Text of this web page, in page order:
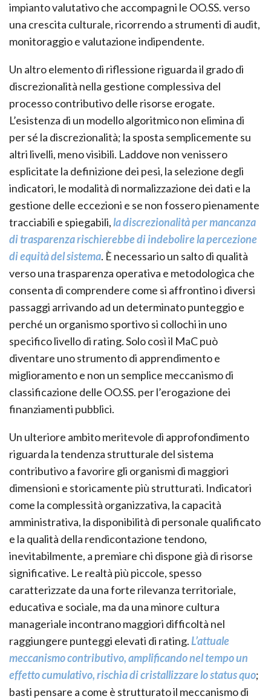
impianto valutativo che accompagni le OO.SS. verso
una crescita culturale, ricorrendo a strumenti di audit,
monitoraggio e valutazione indipendente.
Un altro elemento di riflessione riguarda il grado di
discrezionalità nella gestione complessiva del
processo contributivo delle risorse erogate.
L’esistenza di un modello algoritmico non elimina di
per sé la discrezionalità; la sposta semplicemente su
altri livelli, meno visibili. Laddove non venissero
esplicitate la definizione dei pesi, la selezione degli
indicatori, le modalità di normalizzazione dei dati e la
gestione delle eccezioni e se non fossero pienamente
tracciabili e spiegabili,la discrezionalità per mancanza
di trasparenza rischierebbe di indebolire la percezione
di equità del sistema. È necessario un salto di qualità
verso una trasparenza operativa e metodologica che
consenta di comprendere come si affrontino i diversi
passaggi arrivando ad un determinato punteggio e
perché un organismo sportivo si collochi in uno
specifico livello di rating. Solo così il MaC può
diventare uno strumento di apprendimento e
miglioramento e non un semplice meccanismo di
classificazione delle OO.SS. per l’erogazione dei
finanziamenti pubblici.
Un ulteriore ambito meritevole di approfondimento
riguarda la tendenza strutturale del sistema
contributivo a favorire gli organismi di maggiori
dimensioni e storicamente più strutturati. Indicatori
come la complessità organizzativa, la capacità
amministrativa, la disponibilità di personale qualificato
e la qualità della rendicontazione tendono,
inevitabilmente, a premiare chi dispone già di risorse
significative. Le realtà più piccole, spesso
caratterizzate da una forte rilevanza territoriale,
educativa e sociale, ma da una minore cultura
manageriale incontrano maggiori difficoltà nel
raggiungere punteggi elevati di rating.L’attuale
meccanismo contributivo, amplificando nel tempo un
effetto cumulativo, rischia di cristallizzare lo status quo;
basti pensare a come è strutturato il meccanismo di